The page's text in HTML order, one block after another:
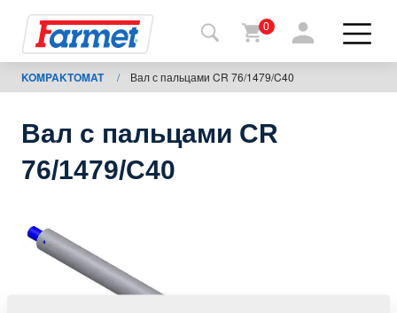
Назад
на
Farmet
Мої
машини
Завантаження
0
KOMPAKTOMAT / Вал с пальцами CR 76/1479/C40
Вал с пальцами CR
76/1479/C40